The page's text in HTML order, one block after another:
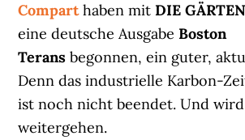
Comparthaben mitDIE
eine deutsche AusgabeBoston
Terans begonnen, ein guter,
Denn das industrielle Karbon-
ist noch nicht beendet. Und
weitergehen.